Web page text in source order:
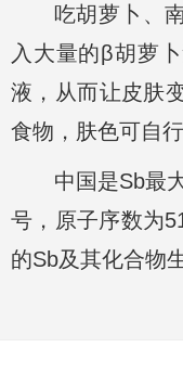
吃胡萝卜、
入大量的β胡萝
液，从而让皮肤
食物，肤色可自
中国是Sb最
号，原子序数为
的Sb及其化合物